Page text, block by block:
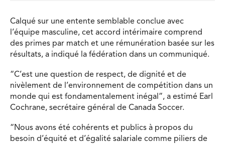
Calqué sur une entente semblable conclue avec
l’équipe masculine, cet accord intérimaire comprend
des primes par match et une rémunération basée sur les
résultats, a indiqué la fédération dans un communiqué.
“C’est une question de respect, de dignité et de
nivèlement de l’environnement de compétition dans un
monde qui est fondamentalement inégal”, a estimé Earl
Cochrane, secrétaire général de Canada Soccer.
“Nous avons été cohérents et publics à propos du
besoin d’équité et d’égalité salariale comme piliers de